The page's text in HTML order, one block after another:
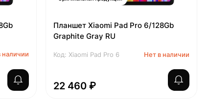
наличии
Планшет Xiaomi Pad Pro 6/128Gb
Graphite Gray RU
Код: Xiaomi Pad Pro 6 Нет в наличии
22 460 ₽